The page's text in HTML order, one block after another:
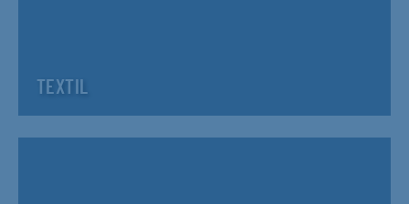
TEXTIL